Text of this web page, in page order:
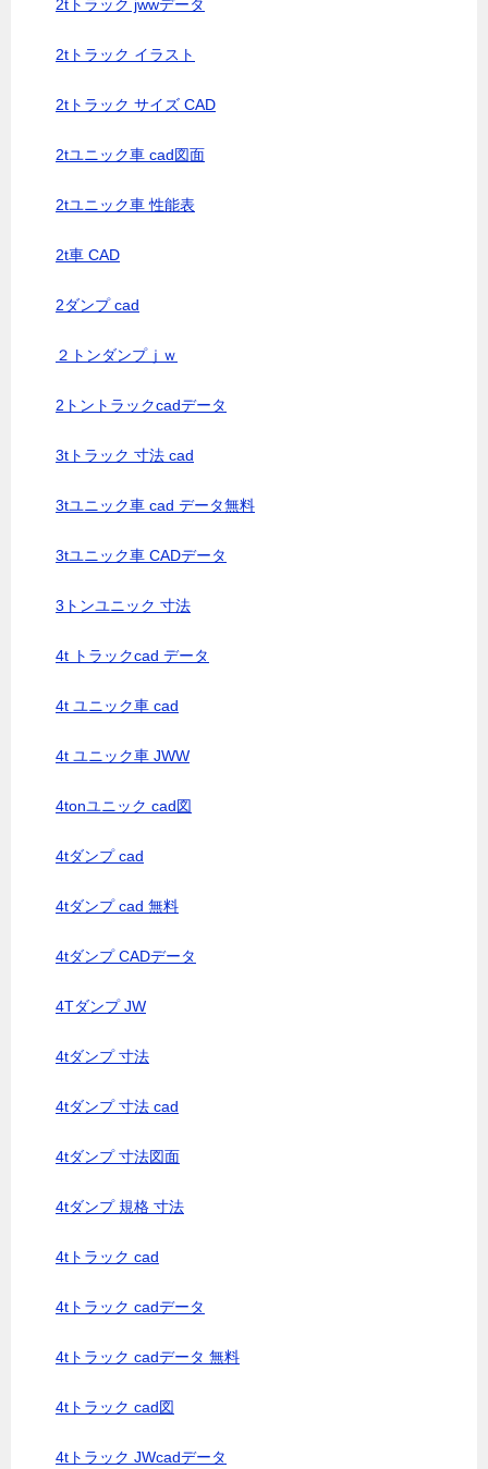
2tトラック jwwデータ
2tトラック イラスト
2tトラック サイズ CAD
2tユニック車 cad図面
2tユニック車 性能表
2t車 CAD
2ダンプ cad
２トンダンプｊｗ
2トントラックcadデータ
3tトラック 寸法 cad
3tユニック車 cad データ無料
3tユニック車 CADデータ
3トンユニック 寸法
4t トラックcad データ
4t ユニック車 cad
4t ユニック車 JWW
4tonユニック cad図
4tダンプ cad
4tダンプ cad 無料
4tダンプ CADデータ
4Tダンプ JW
4tダンプ 寸法
4tダンプ 寸法 cad
4tダンプ 寸法図面
4tダンプ 規格 寸法
4tトラック cad
4tトラック cadデータ
4tトラック cadデータ 無料
4tトラック cad図
4tトラック JWcadデータ